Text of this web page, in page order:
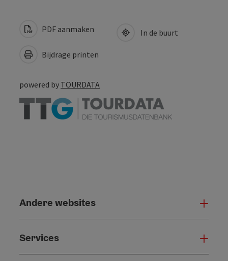
PDF aanmaken
Bijdrage printen
In de buurt
powered by TOURDATA
Andere websites
Services